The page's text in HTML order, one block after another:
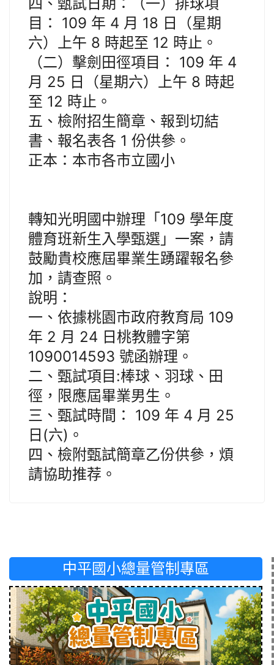
四、甄試日期：（一）排球項
目： 109 年 4 月 18 日（星期
六）上午 8 時起至 12 時止。
（二）擊劍田徑項目： 109 年 4
月 25 日（星期六）上午 8 時起
至 12 時止。
五、檢附招生簡章、報到切結
書、報名表各 1 份供參。
正本：本市各市立國小
轉知光明國中辦理「109 學年度
體育班新生入學甄選」一案，請
鼓勵貴校應屆畢業生踴躍報名參
加，請查照。
說明：
一、依據桃園市政府教育局 109
年 2 月 24 日桃教體字第
1090014593 號函辦理。
二、甄試項目:棒球、羽球、田
徑，限應屆畢業男生。
三、甄試時間： 109 年 4 月 25
日(六)。
四、檢附甄試簡章乙份供參，煩
請協助推荐。
中平國小總量管制專區